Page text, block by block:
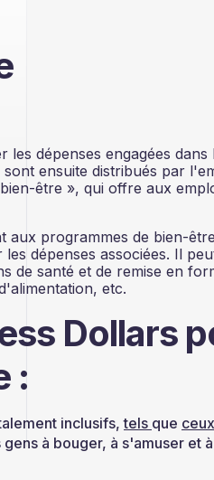
dépenses engagées dans
ensuite distribués par
être », qui offre aux
aux programmes de bien-
dépenses associées. Il
de santé et de remise en
etc.
Dollars
:
inclusifs,tels que ceux
à bouger, à s'amuser et